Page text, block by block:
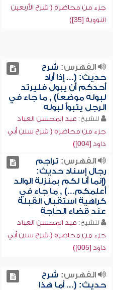
جزء من محاضرة ( شرح الأربعين
النووية [35])
الفهرس: شرح
حديث: (... إذا أراد
أحدكم أن يبول فليرتد
لبوله موضعاً) , ما جاء في
الرجل يتبوأ لبوله
للشيخ: عبد المحسن العباد
جزء من محاضرة ( شرح سنن أبي
داود [004])
الفهرس: تراجم
رجال إسناد حديث:
(إنما أنا لكم بمنزلة الوالد
أعلمكم...) , ما جاء في
كراهية استقبال القبلة
عند قضاء الحاجة
للشيخ: عبد المحسن العباد
جزء من محاضرة ( شرح سنن أبي
داود [005])
الفهرس: شرح
حديث: (... أما هذا